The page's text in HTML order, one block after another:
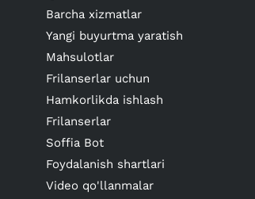
Barcha xizmatlar
Yangi buyurtma yaratish
Mahsulotlar
Frilanserlar uchun
Hamkorlikda ishlash
Frilanserlar
Soffia Bot
Foydalanish shartlari
Video qo'llanmalar